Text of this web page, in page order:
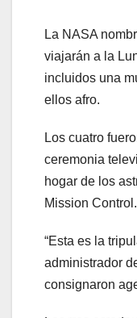
La NASA
viajarán a la
incluidos una
ellos afro.
Los cuatro
ceremonia
hogar de los
Mission Control.
“Esta es la
administrador
consignaron